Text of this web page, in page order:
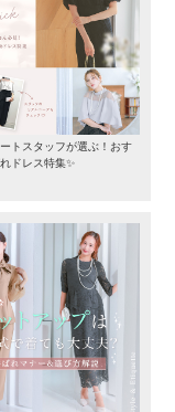
トスタッフが選ぶ！おす
ドレス特集✨